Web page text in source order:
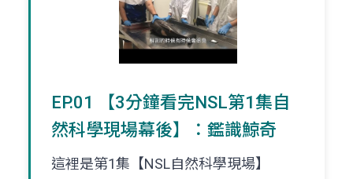
EP.01 【3分鐘看完NSL第1集自
然科學現場幕後】：鑑識鯨奇
這裡是第1集【NSL自然科學現場】